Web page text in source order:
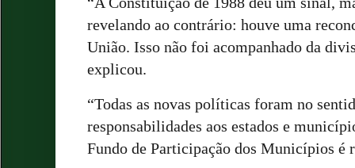
revelando ao contrário: houve uma
União. Isso não foi acompanhado da
explicou.
“Todas as novas políticas foram no
responsabilidades aos estados e
Fundo de Participação dos Municípios é